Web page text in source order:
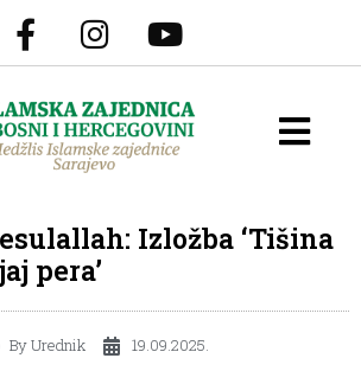
Izložba ‘Tišina
pera’
ByUrednik 19.09.2025.